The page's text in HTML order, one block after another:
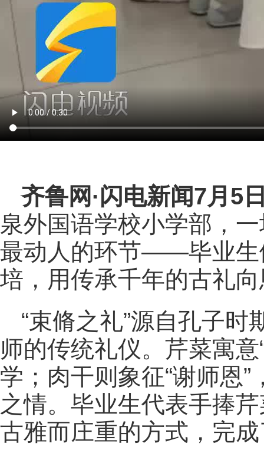
齐鲁网 ·闪电新闻7月5
泉外国语学校小学部，
最动人的环节——毕业生
培，用传承千年的古礼
“束脩之礼”源自孔子
师的传统礼仪。芹菜寓
学；肉干则象征“谢师恩
之情。毕业生代表手捧
古雅而庄重的方式，完